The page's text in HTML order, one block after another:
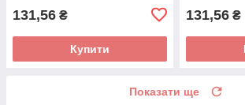
131,56 ₴
Купити
131,56 ₴
Показати ще